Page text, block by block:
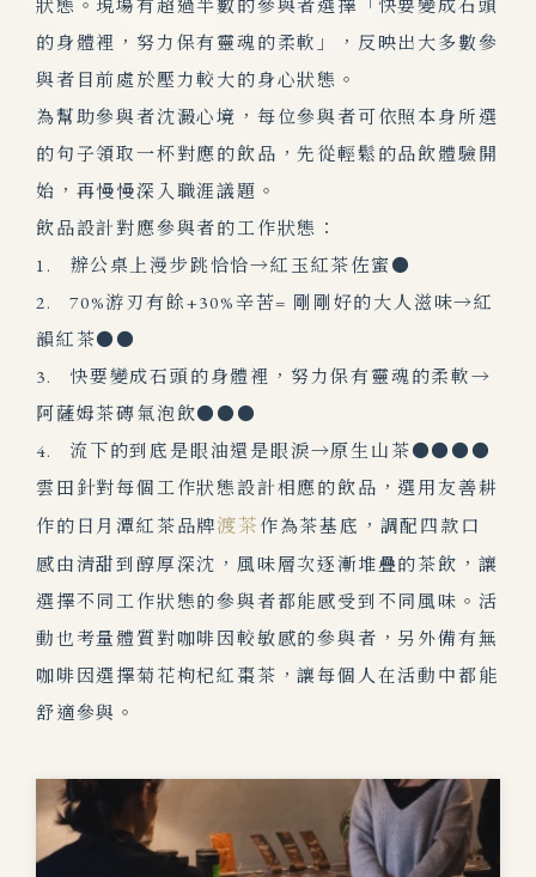
狀態。現場有超過半數的參與者選擇「快要變成石頭
的身體裡，努力保有靈魂的柔軟」，反映出大多數參
與者目前處於壓力較大的身心狀態。
為幫助參與者沈澱心境，每位參與者可依照本身所選
的句子領取一杯對應的飲品，先從輕鬆的品飲體驗開
始，再慢慢深入職涯議題。
飲品設計對應參與者的工作狀態：
1.
辦公桌上漫步跳恰恰→紅玉紅茶佐蜜●
2.
70%游刃有餘+30%辛苦= 剛剛好的大人滋味→紅
韻紅茶●●
3.
快要變成石頭的身體裡，努力保有靈魂的柔軟→
阿薩姆茶磚氣泡飲●●●
4.
流下的到底是眼油還是眼淚→原生山茶●●●●
雲田針對每個工作狀態設計相應的飲品，選用友善耕
作的日月潭紅茶品牌渡茶 作為茶基底，調配四款口
感由清甜到醇厚深沈，風味層次逐漸堆疊的茶飲，讓
選擇不同工作狀態的參與者都能感受到不同風味。活
動也考量體質對咖啡因較敏感的參與者，另外備有無
咖啡因選擇菊花枸杞紅棗茶，讓每個人在活動中都能
舒適參與。